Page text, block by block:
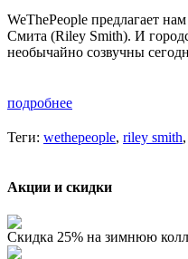
WeThePeople предлагает
Смита (Riley Smith). И
необычайно созвучны
подробнее
Теги: wethepeople, riley smith,
Акции и скидки
Скидка 25% на зимнюю